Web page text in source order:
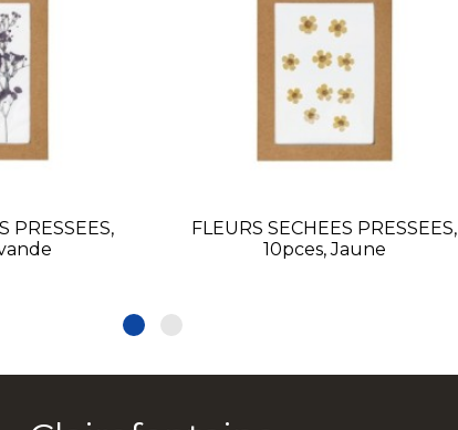
PRESSEES,
FLEURS SECHEES PRESSEES,
10pces, Jaune